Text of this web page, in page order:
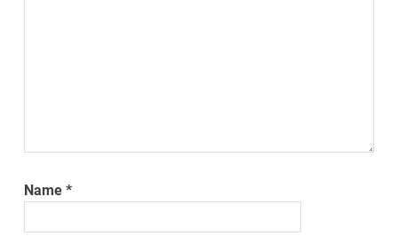
Name*